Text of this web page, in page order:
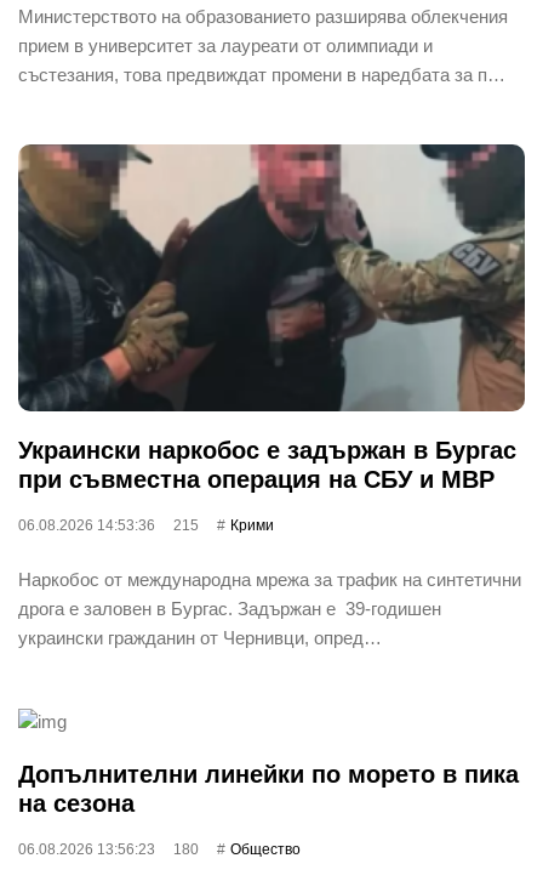
Министерството на образованието разширява облекчения
прием в университет за лауреати от олимпиади и
състезания, това предвиждат промени в наредбата за п…
Украински наркобос е задържан в Бургас
при съвместна операция на СБУ и МВР
06.08.2026 14:53:36 215 Крими
Наркобос от международна мрежа за трафик на синтетични
дрога е заловен в Бургас. Задържан е 39-годишен
украински гражданин от Чернивци, опред…
Допълнителни линейки по морето в пика
на сезона
06.08.2026 13:56:23 180 Общество